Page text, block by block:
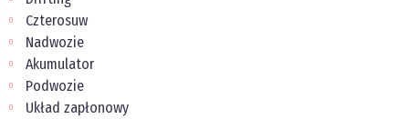
Czterosuw
Nadwozie
Akumulator
Podwozie
Układ zapłonowy